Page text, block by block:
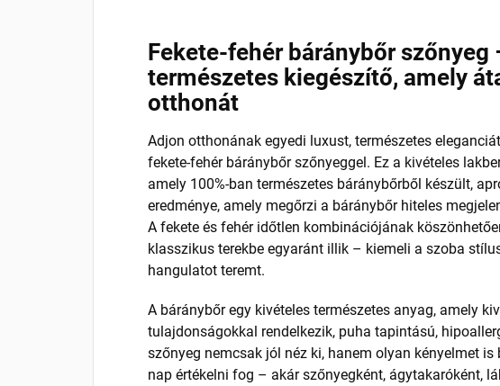
Fekete-fehér báránybőr szőnyeg
természetes kiegészítő, amely
otthonát
Adjon otthonának egyedi luxust, természetes
fekete-fehér báránybőr szőnyeggel. Ez a kivételes
amely 100%-ban természetes báránybőrből készült,
eredménye, amely megőrzi a báránybőr hiteles
A fekete és fehér időtlen kombinációjának
klasszikus terekbe egyaránt illik – kiemeli a szoba
hangulatot teremt.
A báránybőr egy kivételes természetes anyag, amely
tulajdonságokkal rendelkezik, puha tapintású,
szőnyeg nemcsak jól néz ki, hanem olyan kényelmet
nap értékelni fog – akár szőnyegként, ágytakaróként,